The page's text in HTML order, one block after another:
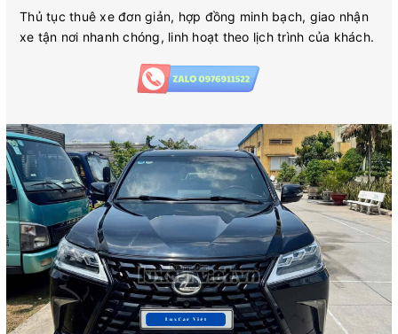
Thủ tục thuê xe đơn giản, hợp đồng minh bạch, giao nhận
xe tận nơi nhanh chóng, linh hoạt theo lịch trình của khách.